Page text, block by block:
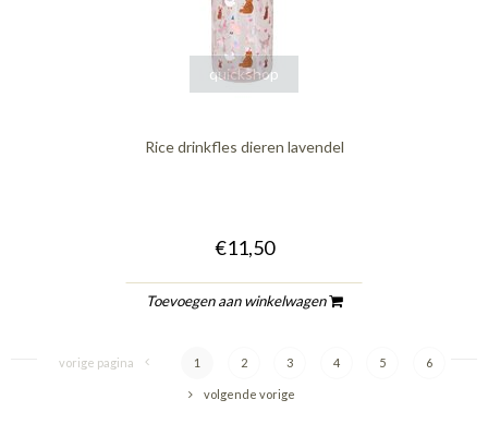
quickshop
Rice drinkfles dieren lavendel
€11,50
Toevoegen aan winkelwagen
vorige pagina 1 2 3 4 5 6
volgende vorige